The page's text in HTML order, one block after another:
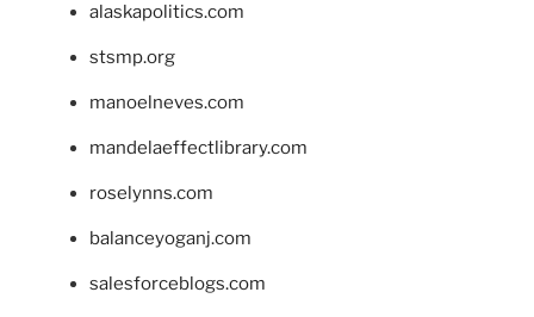
alaskapolitics.com
stsmp.org
manoelneves.com
mandelaeffectlibrary.com
roselynns.com
balanceyoganj.com
salesforceblogs.com